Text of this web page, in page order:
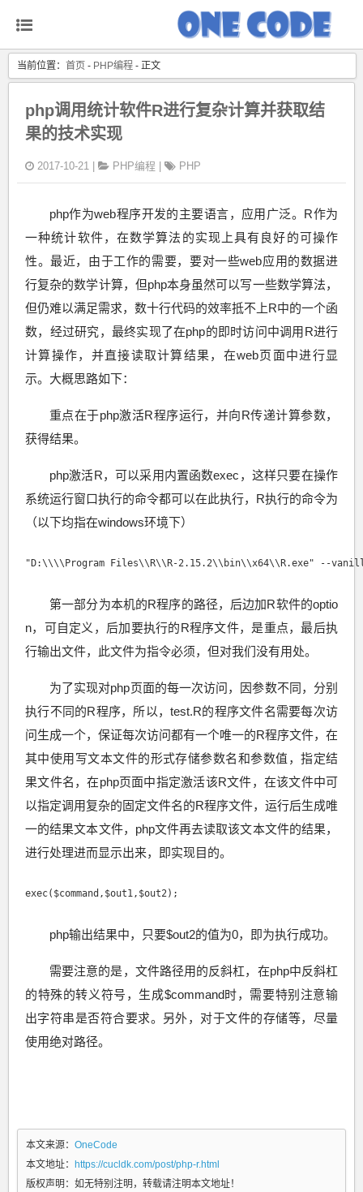
当前位置： 首页 - PHP编程 - 正文
php调用统计软件R进行复杂计算并获取结
果的技术实现
2017-10-21 | PHP编程 PHP
php作为web程序开发的主要语言，应用广泛。R作为
一种统计软件，在数学算法的实现上具有良好的可操作
性。最近，由于工作的需要，要对一些web应用的数据进
行复杂的数学计算，但php本身虽然可以写一些数学算法，
但仍难以满足需求，数十行代码的效率抵不上R中的一个函
数，经过研究，最终实现了在php的即时访问中调用R进行
计算操作，并直接读取计算结果，在web页面中进行显
示。大概思路如下：
重点在于php激活R程序运行，并向R传递计算参数，
获得结果。
php激活R，可以采用内置函数exec，这样只要在操作
系统运行窗口执行的命令都可以在此执行，R执行的命令为
（以下均指在windows环境下）
"D:\\\\Program Files\\R\\R-2.15.2\\bin\\x64\\R.exe" --
第一部分为本机的R程序的路径，后边加R软件的optio
n，可自定义，后加要执行的R程序文件，是重点，最后执
行输出文件，此文件为指令必须，但对我们没有用处。
为了实现对php页面的每一次访问，因参数不同，分别
执行不同的R程序，所以，test.R的程序文件名需要每次访
问生成一个，保证每次访问都有一个唯一的R程序文件，在
其中使用写文本文件的形式存储参数名和参数值，指定结
果文件名，在php页面中指定激活该R文件，在该文件中可
以指定调用复杂的固定文件名的R程序文件，运行后生成唯
一的结果文本文件，php文件再去读取该文本文件的结果，
进行处理进而显示出来，即实现目的。
exec($command,$out1,$out2);
php输出结果中，只要$out2的值为0，即为执行成功。
需要注意的是，文件路径用的反斜杠，在php中反斜杠
的特殊的转义符号，生成$command时，需要特别注意输
出字符串是否符合要求。另外，对于文件的存储等，尽量
使用绝对路径。
本文来源： OneCode
本文地址：
https://cucldk.com/post/php-r.html
版权声明： 如无特别注明，转载请注明本文地址！